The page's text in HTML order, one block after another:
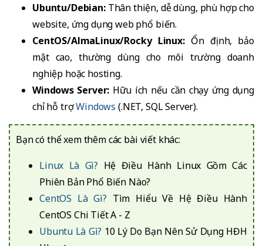
Ubuntu/Debian:Thân thiện, dễ dùng, phù hợp cho
website, ứng dụng web phổ biến.
CentOS/AlmaLinux/Rocky Linux:Ổn định, bảo
mật cao, thường dùng cho môi trường doanh
nghiệp hoặc hosting.
Windows Server: Hữu ích nếu cần chạy ứng dụng
chỉ hỗ trợWindows (.NET, SQL Server).
Bạn có thể xem thêm các bài viết khác:
Linux Là Gì? Hệ Điều Hành Linux Gồm Các
Phiên Bản Phổ Biến Nào?
CentOS Là Gì? Tìm Hiểu Về Hệ Điều Hành
CentOS Chi Tiết A - Z
Ubuntu Là Gì? 10 Lý Do Bạn Nên Sử Dụng HĐH